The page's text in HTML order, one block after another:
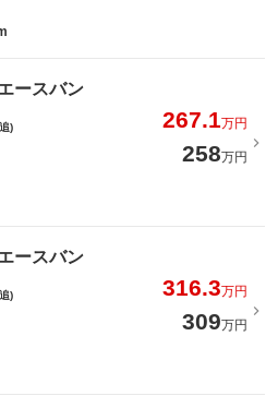
ースバン
)
267.1万円
258万円
ースバン
)
316.3万円
309万円